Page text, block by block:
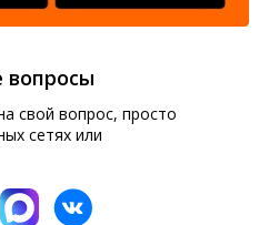
вопросы
свой вопрос, просто
сетях или